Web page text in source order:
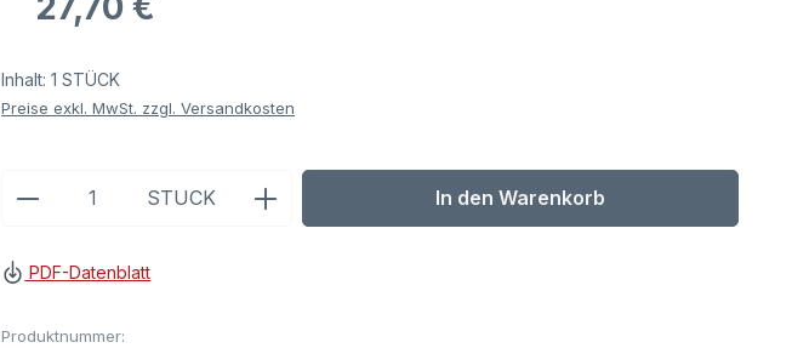
Inhalt: 1 STÜCK
Preise exkl. MwSt. zzgl. Versandkosten
Produkt Anzahl: Gib den gewünschten Wert ein oder
STÜCK In den Warenkorb
PDF-Datenblatt
Produktnummer: